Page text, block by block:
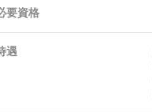
要資格
遇